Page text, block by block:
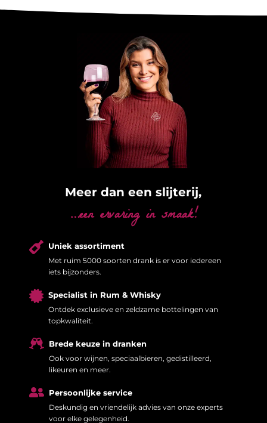
Meer dan een slijterij,
…een ervaring in smaak!
 Uniek assortiment
Met ruim 5000 soorten drank is er voor iedereen
iets bijzonders.
 Specialist in Rum & Whisky
Ontdek exclusieve en zeldzame bottelingen van
topkwaliteit.
 Brede keuze in dranken
Ook voor wijnen, speciaalbieren, gedistilleerd,
likeuren en meer.
 Persoonlijke service
Deskundig en vriendelijk advies van onze experts
voor elke gelegenheid.